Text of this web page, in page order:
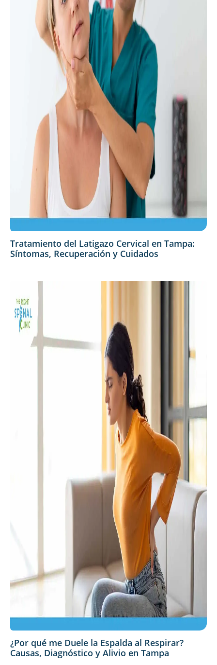
Tratamiento del Latigazo Cervical en Tampa:
Síntomas, Recuperación y Cuidados
¿Por qué me Duele la Espalda al Respirar?
Causas, Diagnóstico y Alivio en Tampa